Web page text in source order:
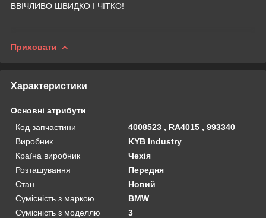
ВВІЧЛИВО ШВИДКО І ЧІТКО!
Приховати
Характеристики
Основні атрибути
Код запчастини
4008523 , RA4015 , 993340
Виробник
KYB Industry
Країна виробник
Чехія
Розташування
Передня
Стан
Новий
Сумісність з маркою
BMW
Сумісність з моделлю
3